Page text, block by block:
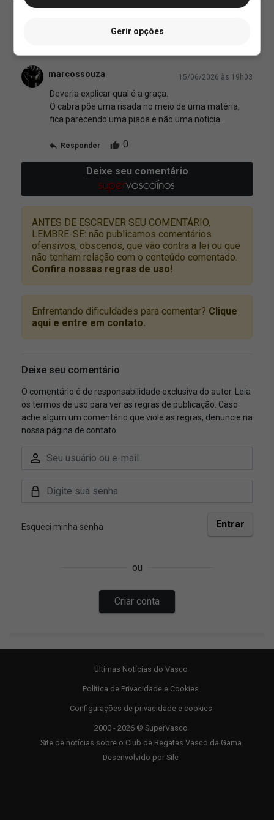
Últimas Notícias do Vasco
Política de Privacidade e Cookies
Configurações de privacidade e cookies
2000 - 2026 © SuperVasco
Site de notícias sobre o Club de Regatas Vasco da Gama
Desenvolvido por Sile
Gerir opções